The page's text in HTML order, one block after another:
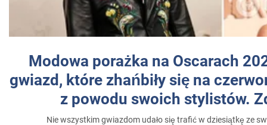
Modowa porażka na Oscarach
gwiazd, które zhańbiły się na
z powodu swoich stylistów.
Nie wszystkim gwiazdom udało się trafić w dziesiątkę ze